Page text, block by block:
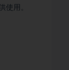
使用。